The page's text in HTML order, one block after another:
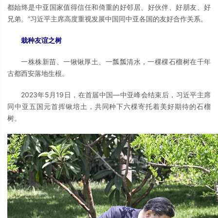
都始终是中亚国家值得信任和倚重的好邻居、好伙伴、好朋友、好
兄弟。”习近平主席高度重视发展中国同中亚各国的友好合作关系。
栽种友谊之树
一株株新苗、一锹锹厚土、一瓢瓢清水，一棵棵石榴树在千年
古都西安落地生根。
2023年5月19日，在首届中国—中亚峰会结束后，习近平主席
同中亚五国元首挥锹培土，共同种下六棵寄托着美好期待的石榴
树。